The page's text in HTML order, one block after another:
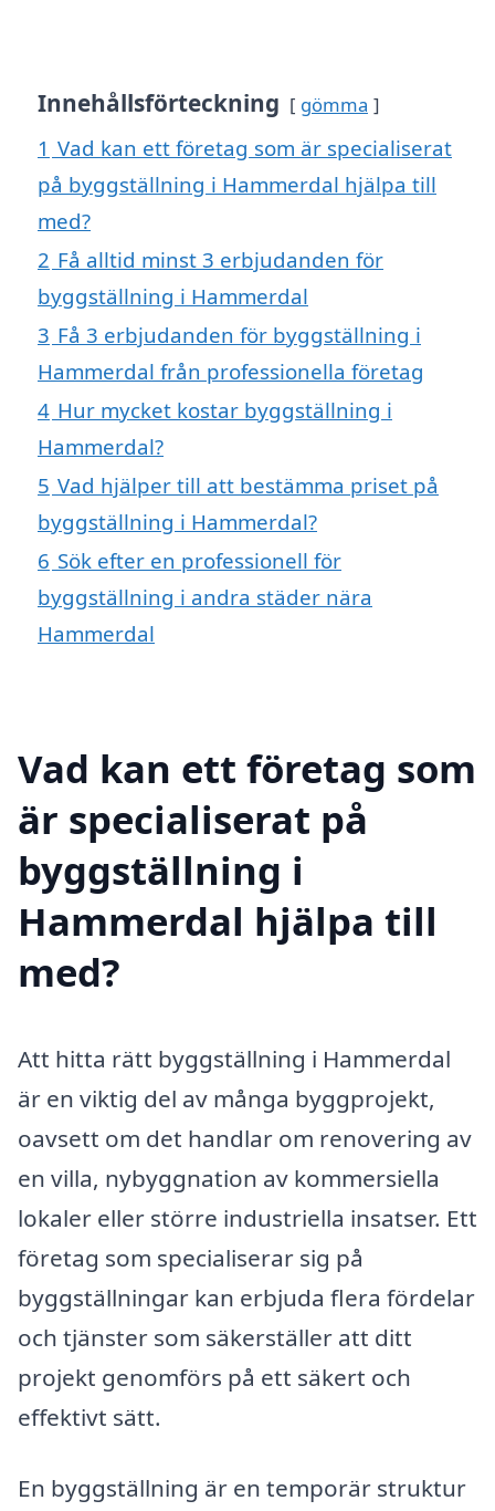
Innehållsförteckning gömma
1 Vad kan ett företag som är specialiserat
på byggställning i Hammerdal hjälpa till
med?
2 Få alltid minst 3 erbjudanden för
byggställning i Hammerdal
3 Få 3 erbjudanden för byggställning i
Hammerdal från professionella företag
4 Hur mycket kostar byggställning i
Hammerdal?
5 Vad hjälper till att bestämma priset på
byggställning i Hammerdal?
6 Sök efter en professionell för
byggställning i andra städer nära
Hammerdal
Vad kan ett företag som
är specialiserat på
byggställning i
Hammerdal hjälpa till
med?
Att hitta rätt byggställning i Hammerdal
är en viktig del av många byggprojekt,
oavsett om det handlar om renovering av
en villa, nybyggnation av kommersiella
lokaler eller större industriella insatser. Ett
företag som specialiserar sig på
byggställningar kan erbjuda flera fördelar
och tjänster som säkerställer att ditt
projekt genomförs på ett säkert och
effektivt sätt.
En byggställning är en temporär struktur